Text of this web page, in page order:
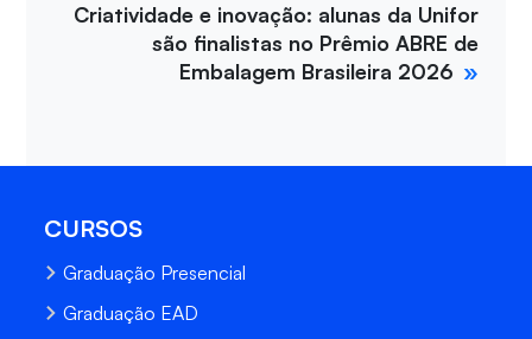
Criatividade e inovação: alunas da Unifor
são finalistas no Prêmio ABRE de
Embalagem Brasileira 2026
CURSOS
Graduação Presencial
Graduação EAD